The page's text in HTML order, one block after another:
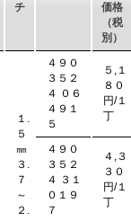
チ
価格
（税
別）
１.
５
㎜
３.
７
～
２.
４９０
３５２
４ ０６
４９１
５
５,１
８０
円/１
丁
４９０
３５２
４ ３１
０１９
７
４,３
３０
円/１
丁